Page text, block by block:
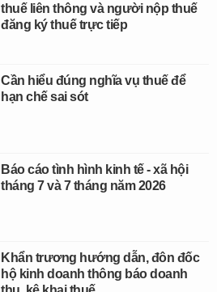
thuế liên thông và người nộp thuế
đăng ký thuế trực tiếp
Cần hiểu đúng nghĩa vụ thuế để
hạn chế sai sót
Báo cáo tình hình kinh tế - xã hội
tháng 7 và 7 tháng năm 2026
Khẩn trương hướng dẫn, đôn đốc
hộ kinh doanh thông báo doanh